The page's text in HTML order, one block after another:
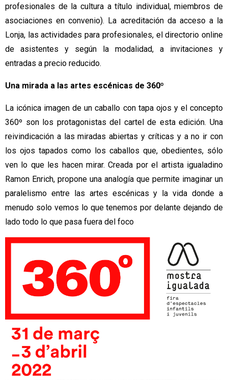
profesionales de la cultura a título individual, miembros de
asociaciones en convenio). La acreditación da acceso a la
Lonja, las actividades para profesionales, el directorio online
de asistentes y según la modalidad, a invitaciones y
entradas a precio reducido.
Una mirada a las artes escénicas de 360º
La icónica imagen de un caballo con tapa ojos y el concepto
360º son los protagonistas del cartel de esta edición. Una
reivindicación a las miradas abiertas y críticas y a no ir con
los ojos tapados como los caballos que, obedientes, sólo
ven lo que les hacen mirar. Creada por el artista igualadino
Ramon Enrich, propone una analogía que permite imaginar un
paralelismo entre las artes escénicas y la vida donde a
menudo solo vemos lo que tenemos por delante dejando de
lado todo lo que pasa fuera del foco